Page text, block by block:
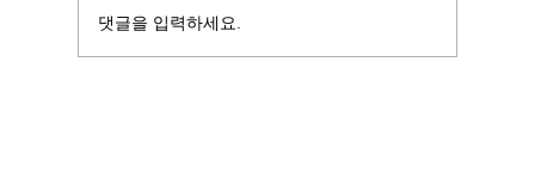
하는 인생의 중요한 단계입니다.특히 미국에 거
댓글을 입력하세요.